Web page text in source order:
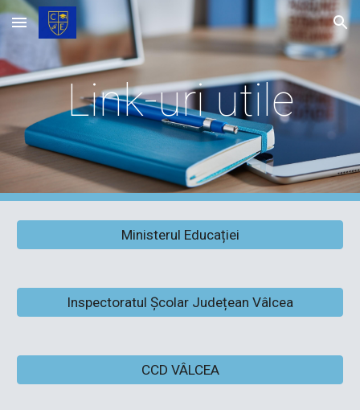
Skip to main content Skip to navigation
Link-uri utile
Ministerul Educației
Inspectoratul Școlar Județean Vâlcea
CCD VÂLCEA